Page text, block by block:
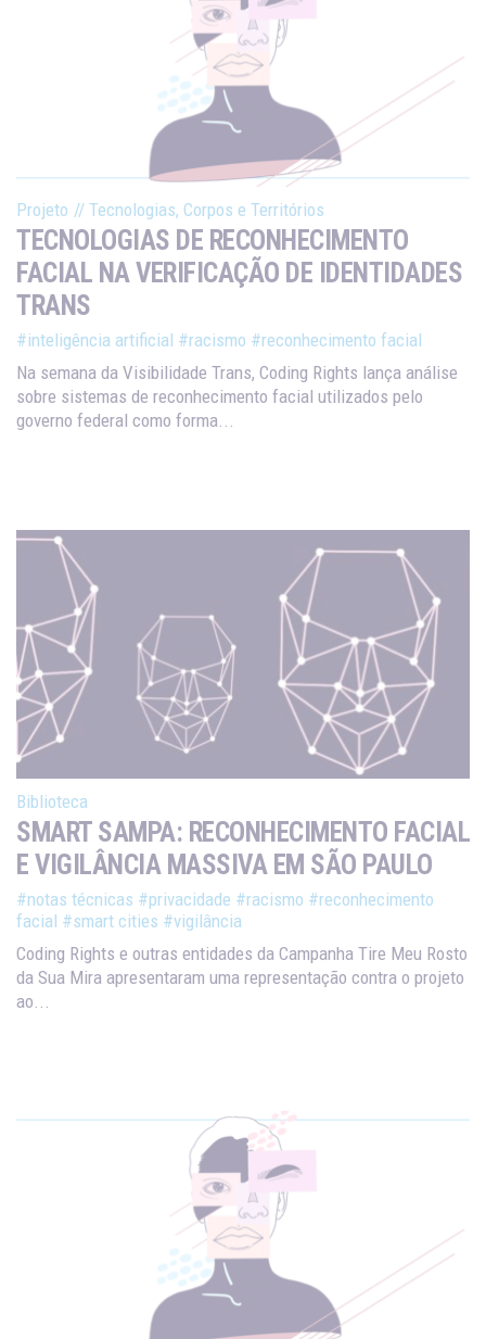
Projeto // Tecnologias, Corpos e Territórios
TECNOLOGIAS DE RECONHECIMENTO
FACIAL NA VERIFICAÇÃO DE IDENTIDADES
TRANS
#inteligência artificial #racismo #reconhecimento facial
Na semana da Visibilidade Trans, Coding Rights lança análise
sobre sistemas de reconhecimento facial utilizados pelo
governo federal como forma...
Biblioteca
SMART SAMPA: RECONHECIMENTO FACIAL
E VIGILÂNCIA MASSIVA EM SÃO PAULO
#notas técnicas #privacidade #racismo #reconhecimento
facial #smart cities #vigilância
Coding Rights e outras entidades da Campanha Tire Meu Rosto
da Sua Mira apresentaram uma representação contra o projeto
ao...